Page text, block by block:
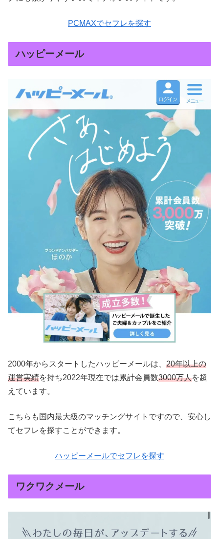
PCMAXでセフレを探す
ハッピーメール
2000年からスタートしたハッピーメールは、 20年以上の
運営実績を持ち2022年現在では累計会員数3000万人を超
えています。
こちらも国内最大級のマッチングサイトですので、安心し
てセフレを探すことができます。
ハッピーメールでセフレを探す
ワクワクメール